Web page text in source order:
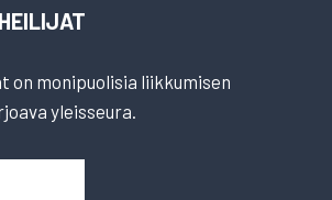
on monipuolisia liikkumisen
yleisseura.